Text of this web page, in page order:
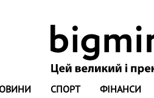
СПОРТ ФІНАНСИ